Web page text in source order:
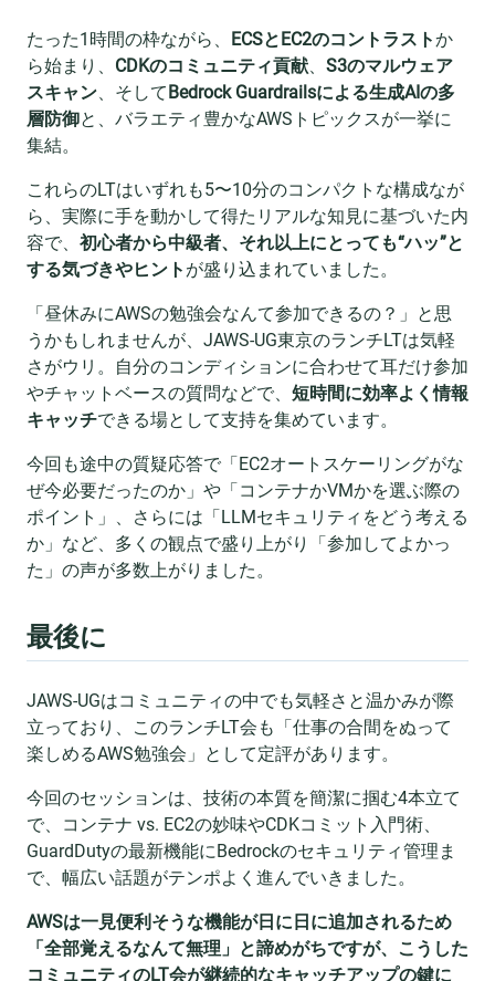
たった1時間の枠ながら、 ECSとEC2のコントラストか
ら始まり、 CDKのコミュニティ貢献
S3のマルウェア
スキャン 、そしてBedrock Guardrailsによる生成AIの多
層防御と、バラエティ豊かなAWSトピックスが一挙に
集結。
これらのLTはいずれも5〜10分のコンパクトな構成なが
ら、実際に手を動かして得たリアルな知見に基づいた内
容で、 初心者から中級者、それ以上にとっても“ハッ”と
する気づきやヒント が盛り込まれていました。
「昼休みにAWSの勉強会なんて参加できるの？」と思
うかもしれませんが、JAWS-UG東京のランチLTは気軽
さがウリ。自分のコンディションに合わせて耳だけ参加
やチャットベースの質問などで、 短時間に効率よく情報
キャッチできる場として支持を集めています。
今回も途中の質疑応答で「EC2オートスケーリングがな
ぜ今必要だったのか」や「コンテナかVMかを選ぶ際の
ポイント」、さらには「LLMセキュリティをどう考える
か」など、多くの観点で盛り上がり「参加してよかっ
た」の声が多数上がりました。
最後に
JAWS-UGはコミュニティの中でも気軽さと温かみが際
立っており、このランチLT会も「仕事の合間をぬって
楽しめるAWS勉強会」として定評があります。
今回のセッションは、技術の本質を簡潔に掴む4本立て
で、コンテナ vs. EC2の妙味やCDKコミット入門術、
GuardDutyの最新機能にBedrockのセキュリティ管理ま
で、幅広い話題がテンポよく進んでいきました。
AWSは一見便利そうな機能が日に日に追加されるため
「全部覚えるなんて無理」と諦めがちですが、こうした
コミュニティのLT会が継続的なキャッチアップの鍵に